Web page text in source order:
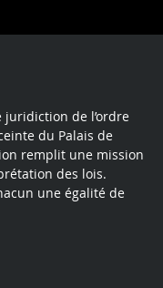
LinkedInInstagram
juridiction de l’ordre
du Palais de
remplit une mission
des lois.
une égalité de